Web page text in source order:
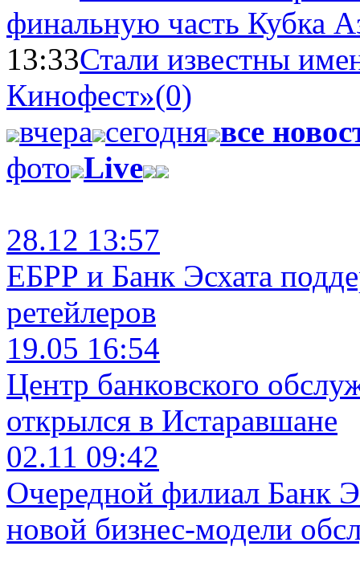
финальную часть Кубка
13:33Стали известны
Кинофест»(0)
вчера сегодня все
фото Live
28.12 13:57
ЕБРР и Банк Эсхата
ретейлеров
19.05 16:54
Центр банковского
открылся в Истаравшане
02.11 09:42
Очередной филиал Банк
новой бизнес-модели